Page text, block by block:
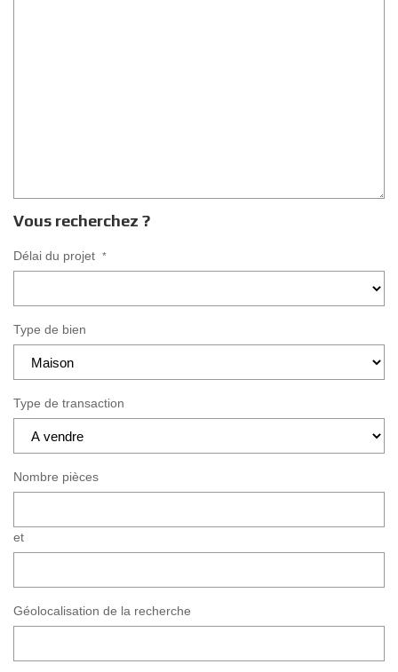
Vous recherchez ?
Délai du projet *
Type de bien
Type de transaction
Nombre pièces
et
Géolocalisation de la recherche